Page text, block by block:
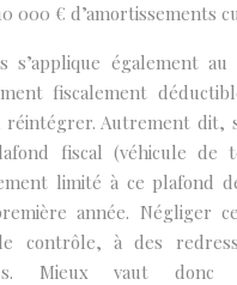
000 € d’amortissements
s’applique également
fiscalement
réintégrer. Autrement dit,
fiscal (véhicule de
limité à ce plafond
année. Négliger
contrôle, à des
Mieux vaut donc